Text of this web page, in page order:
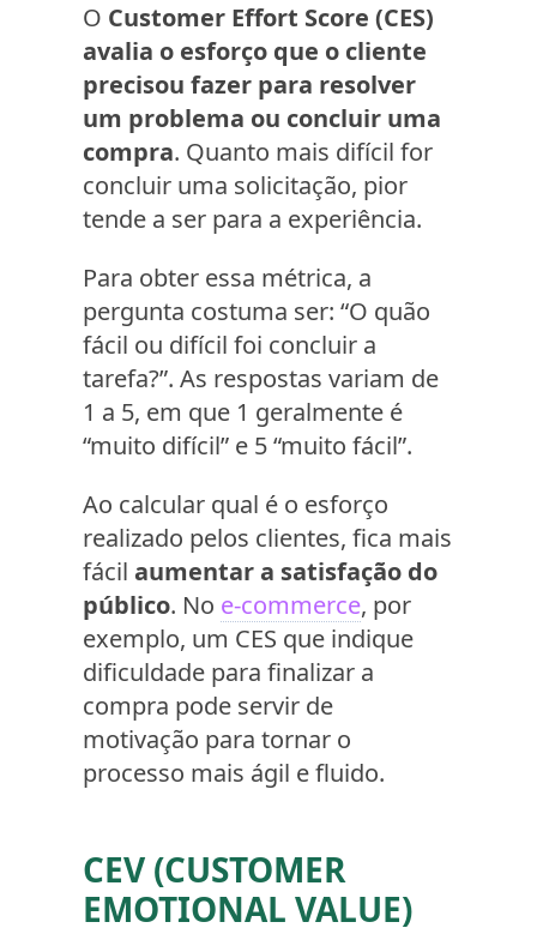
O Customer Effort Score (CES)
avalia o esforço que o cliente
precisou fazer para resolver
um problema ou concluir uma
compra. Quanto mais difícil for
concluir uma solicitação, pior
tende a ser para a experiência.
Para obter essa métrica, a
pergunta costuma ser: “O quão
fácil ou difícil foi concluir a
tarefa?”. As respostas variam de
1 a 5, em que 1 geralmente é
“muito difícil” e 5 “muito fácil”.
Ao calcular qual é o esforço
realizado pelos clientes, fica mais
fácil aumentar a satisfação do
público. No e-commerce, por
exemplo, um CES que indique
dificuldade para finalizar a
compra pode servir de
motivação para tornar o
processo mais ágil e fluido.
CEV (CUSTOMER
EMOTIONAL VALUE)